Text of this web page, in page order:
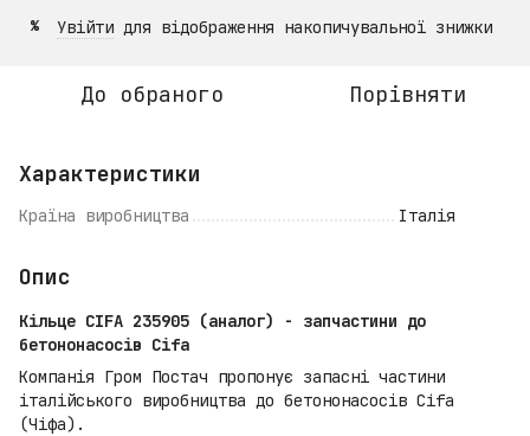
% Увійти для відображення накопичувальної знижки
До обраного Порівняти
Характеристики
Країна виробництва Італія
Опис
Кільце CIFA 235905 (аналог) - запчастини до
бетононасосів Cifa
Компанія Гром Постач пропонує запасні частини
італійського виробництва до бетононасосів Cifa
(Чіфа).